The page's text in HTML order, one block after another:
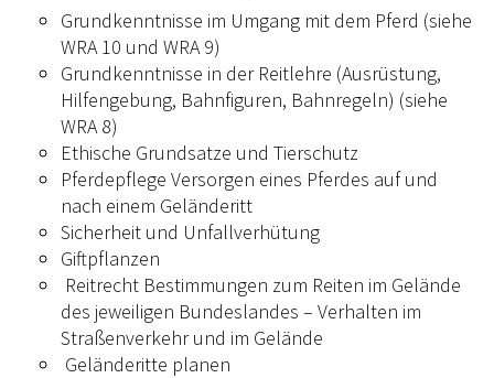
Grundkenntnisse im Umgang mit dem Pferd (siehe
WRA 10 und WRA 9)
Grundkenntnisse in der Reitlehre (Ausrüstung,
Hilfengebung, Bahnfiguren, Bahnregeln) (siehe
WRA 8)
Ethische Grundsatze und Tierschutz
Pferdepflege Versorgen eines Pferdes auf und
nach einem Geländeritt
Sicherheit und Unfallverhütung
Giftpflanzen
Reitrecht Bestimmungen zum Reiten im Gelände
des jeweiligen Bundeslandes – Verhalten im
Straßenverkehr und im Gelände
Geländeritte planen